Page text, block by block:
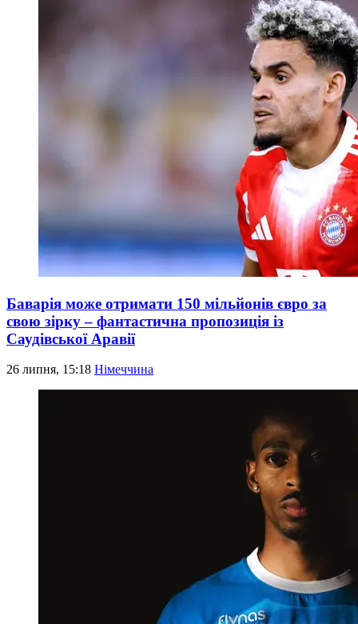
Баварія може отримати 150 мільйонів євро за
свою зірку – фантастична пропозиція із
Саудівської Аравії
26 липня, 15:18 Німеччина